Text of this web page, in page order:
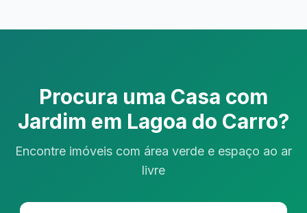
Procura uma Casa com
Jardim em Lagoa do Carro?
Encontre imóveis com área verde e espaço ao ar
livre